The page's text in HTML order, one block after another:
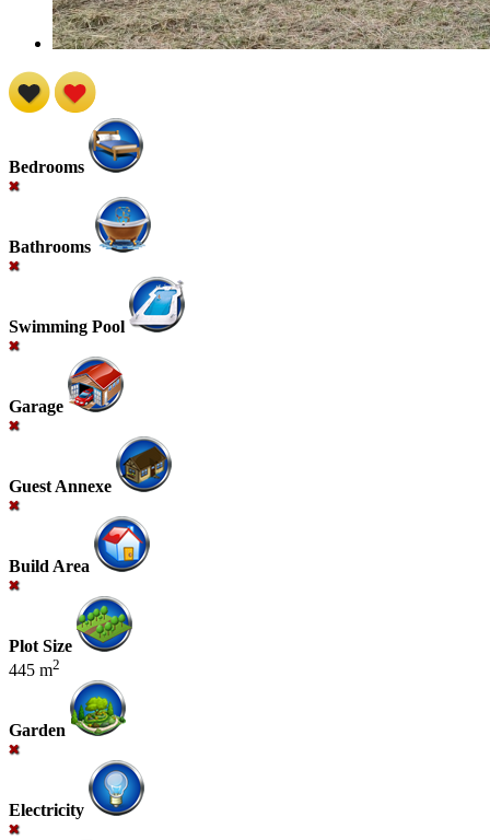
Bedrooms
Bathrooms
Swimming Pool
Garage
Guest Annexe
Build Area
Plot Size
445 m2
Garden
Electricity